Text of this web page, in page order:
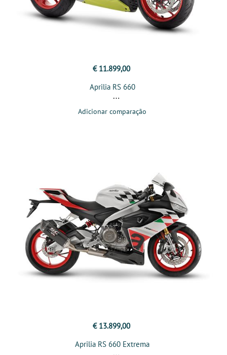
€ 11.899,00
Aprilia RS 660
Adicionar comparação
€ 13.899,00
Aprilia RS 660 Extrema